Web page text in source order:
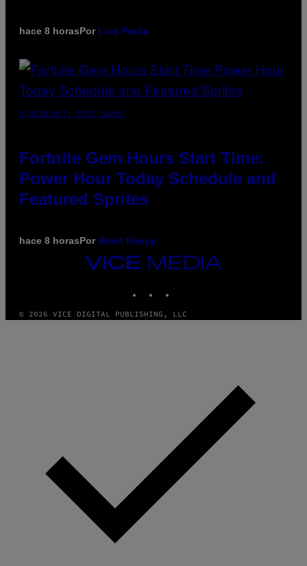
hace 8 horasPor Luis Prada
SCREENSHOT: EPIC GAMES
Fortnite Gem Hours Start Time:
Power Hour Today Schedule and
Featured Sprites
hace 8 horasPor Brent Koepp
VICE
MEDIA
© 2026 VICE DIGITAL PUBLISHING, LLC